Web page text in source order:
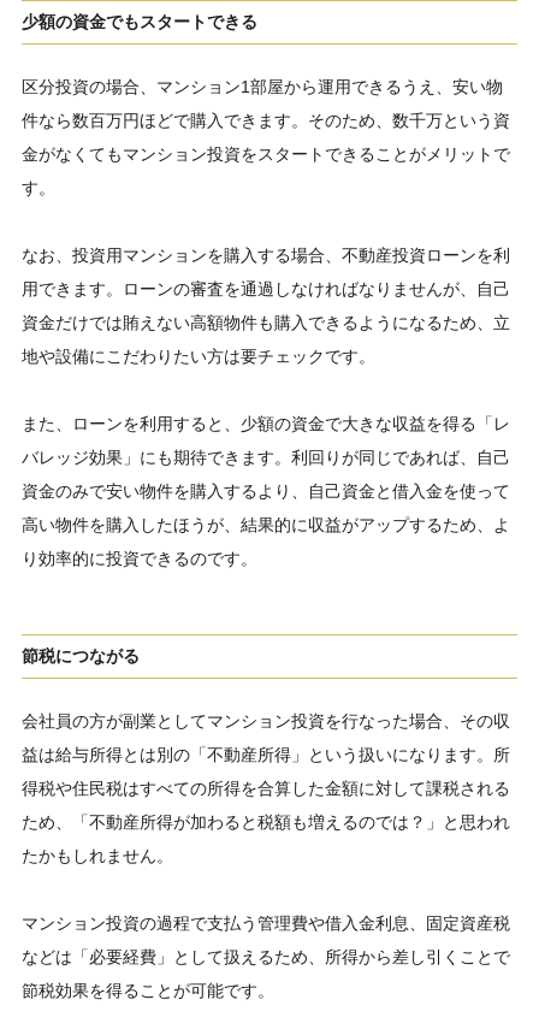
少額の資金でもスタートできる
区分投資の場合、マンション1部屋から運用できるうえ、安い物
件なら数百万円ほどで購入できます。そのため、数千万という資
金がなくてもマンション投資をスタートできることがメリットで
す。
なお、投資用マンションを購入する場合、不動産投資ローンを利
用できます。ローンの審査を通過しなければなりませんが、自己
資金だけでは賄えない高額物件も購入できるようになるため、立
地や設備にこだわりたい方は要チェックです。
また、ローンを利用すると、少額の資金で大きな収益を得る「レ
バレッジ効果」にも期待できます。利回りが同じであれば、自己
資金のみで安い物件を購入するより、自己資金と借入金を使って
高い物件を購入したほうが、結果的に収益がアップするため、よ
り効率的に投資できるのです。
節税につながる
会社員の方が副業としてマンション投資を行なった場合、その収
益は給与所得とは別の「不動産所得」という扱いになります。所
得税や住民税はすべての所得を合算した金額に対して課税される
ため、「不動産所得が加わると税額も増えるのでは？」と思われ
たかもしれません。
マンション投資の過程で支払う管理費や借入金利息、固定資産税
などは「必要経費」として扱えるため、所得から差し引くことで
節税効果を得ることが可能です。